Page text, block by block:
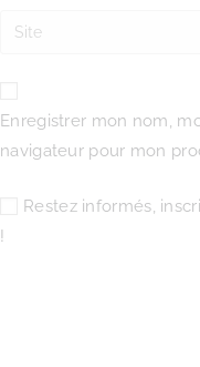
Enregistrer mon nom,
navigateur pour mon
Restez informés,
!